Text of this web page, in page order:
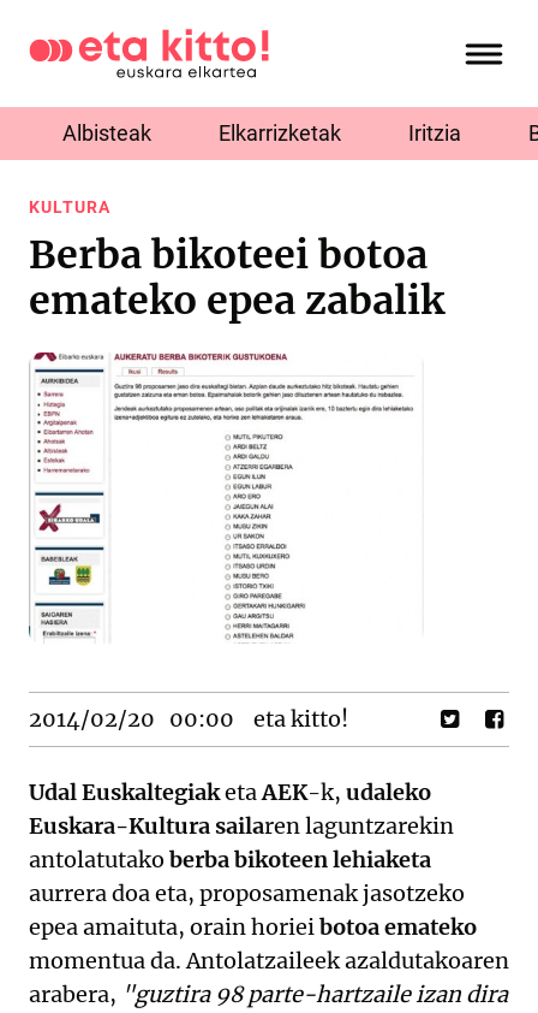
Albisteak Elkarrizketak Iritzia
KULTURA
Berba bikoteei botoa
emateko epea zabalik
2014/02/20 00:00 eta kitto!
Udal EuskaltegiaketaAEK-k, udaleko
Euskara-Kultura sailaren laguntzarekin
antolatutako berba bikoteen lehiaketa
aurrera doa eta, proposamenak jasotzeko
epea amaituta, orain horieibotoa emateko
momentua da. Antolatzaileek azaldutakoaren
arabera, "guztira 98 parte-hartzaile izan dira